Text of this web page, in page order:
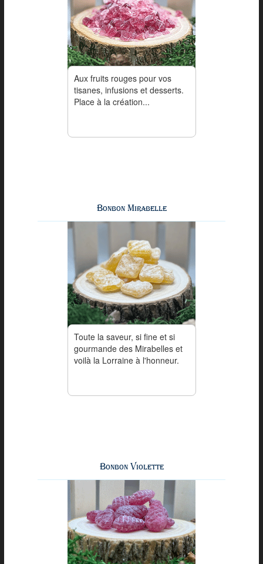
Aux fruits rouges pour vos
tisanes, infusions et desserts.
Place à la création...
Bonbon Mirabelle
Toute la saveur, si fine et si
gourmande des Mirabelles et
voilà la Lorraine à l'honneur.
Bonbon Violette